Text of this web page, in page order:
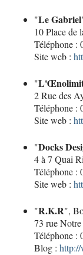
"Le Gabriel
10 Place
Téléphone :
Site web :
"
2 Rue des
Téléphone :
Site web :
"Docks
4 à 7 Quai
Téléphone :
Site web :
"R.K.R",
73 rue
Téléphone :
Blog :